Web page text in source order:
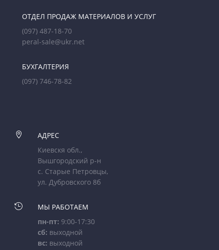
ОТДЕЛ ПРОДАЖ МАТЕРИАЛОВ И УСЛУГ
(097) 487-18-70
peral-sale@ukr.net
БУХГАЛТЕРИЯ
(097) 746-78-82

АДРЕС
Киевскя обл.,
Вышгородский р-н
с. Старые Петровцы,
ул. Дубровского 8б

МЫ РАБОТАЕМ
пн-пт: 9:00-17:30
сб: выходной
вс: выходной